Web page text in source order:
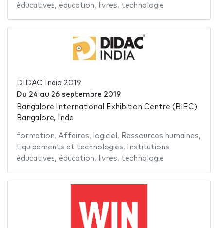
éducatives, éducation, livres, technologie
DIDAC India 2019
Du 24 au 26 septembre 2019
Bangalore International Exhibition Centre (BIEC)
Bangalore, Inde
formation, Affaires, logiciel , Ressources humaines,
Equipements et technologies,
Institutions
éducatives, éducation, livres, technologie